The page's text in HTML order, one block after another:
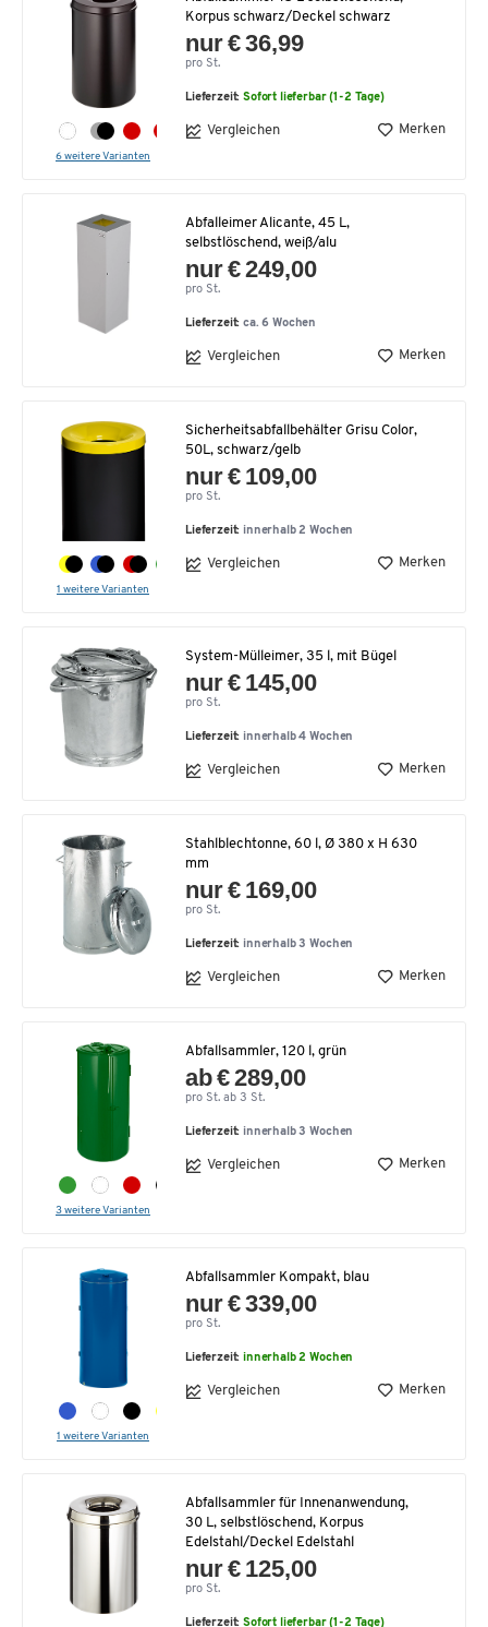
6 weitere Varianten
Korpus schwarz/Deckel schwarz
nur € 36,99
pro St.
Lieferzeit:Sofort lieferbar (1-2 Tage)
Vergleichen Merken
Abfalleimer Alicante, 45 L,
selbstlöschend, weiß/alu
nur € 249,00
pro St.
Lieferzeit:ca. 6 Wochen
Vergleichen Merken
1 weitere Varianten
Sicherheitsabfallbehälter Grisu Color,
50L, schwarz/gelb
nur € 109,00
pro St.
Lieferzeit: innerhalb 2 Wochen
Vergleichen Merken
System-Mülleimer, 35 l, mit Bügel
nur € 145,00
pro St.
Lieferzeit: innerhalb 4 Wochen
Vergleichen Merken
Stahlblechtonne, 60 l, Ø 380 x H 630
mm
nur € 169,00
pro St.
Lieferzeit: innerhalb 3 Wochen
Vergleichen Merken
3 weitere Varianten
Abfallsammler, 120 l, grün
ab € 289,00
pro St. ab 3 St.
Lieferzeit: innerhalb 3 Wochen
Vergleichen Merken
1 weitere Varianten
Abfallsammler Kompakt, blau
nur € 339,00
pro St.
Lieferzeit:innerhalb 2 Wochen
Vergleichen Merken
Abfallsammler für Innenanwendung,
30 L, selbstlöschend, Korpus
Edelstahl/Deckel Edelstahl
nur € 125,00
pro St.
Lieferzeit:Sofort lieferbar (1-2 Tage)